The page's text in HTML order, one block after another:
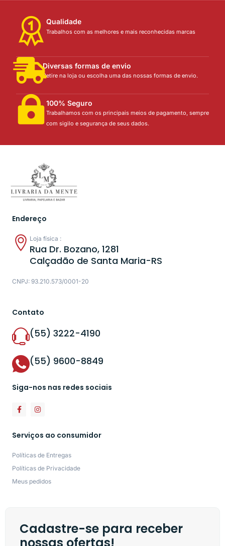
Qualidade
Trabalhos com as melhores e mais reconhecidas marcas
Diversas formas de envio
Retire na loja ou escolha uma das nossas formas de envio.
100% Seguro
Trabalhamos com os principais meios de pagamento, sempre
com sigilo e segurança de seus dados.
Endereço
Loja física :
Rua Dr. Bozano, 1281
Calçadão de Santa Maria-RS
CNPJ: 93.210.573/0001-20
Contato
(55) 3222-4190
(55) 9600-8849
Siga-nos nas redes sociais
Serviços ao consumidor
Políticas de Entregas
Políticas de Privacidade
Meus pedidos
Cadastre-se para receber
nossas ofertas!